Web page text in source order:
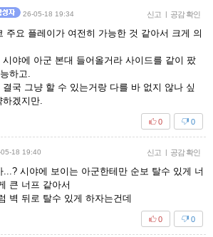
26-05-18 19:34 신고 | 공감 확인
주요 플레이가 여전히 가능한 것 같아서 크게 의
야에 아군 본대 들어올거라 사이드를 같이 팠
하고.
국 그냥 할 수 있는거랑 다를 바 없지 않나 싶
하겠지만.
0
0
18 19:40 신고 | 공감 확인
...? 시야에 보이는 아군한테만 순보 탈수 있게 너
큰 너프 같아서
벽 뒤로 탈수 있게 하자는건데
0
0